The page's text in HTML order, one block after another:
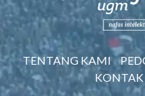
TENTANG KAMI
KONTAK